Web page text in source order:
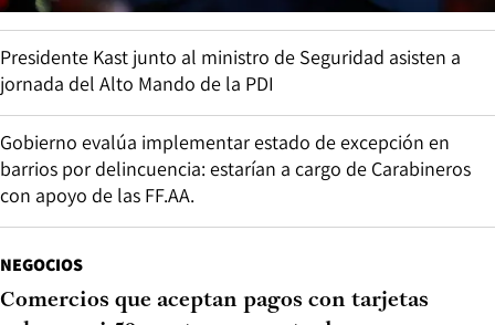
Presidente Kast junto al ministro de Seguridad asisten a
jornada del Alto Mando de la PDI
Gobierno evalúa implementar estado de excepción en
barrios por delincuencia: estarían a cargo de Carabineros
con apoyo de las FF.AA.
NEGOCIOS
Comercios que aceptan pagos con tarjetas